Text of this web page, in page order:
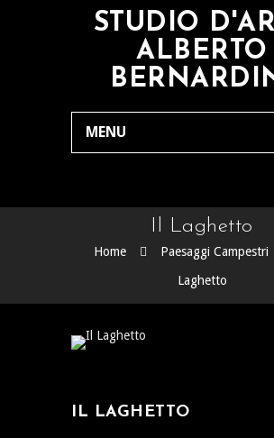
STUDIO
ALBERTO
MENU
Il Laghetto
Home Paesaggi Campestri
Laghetto
IL LAGHETTO